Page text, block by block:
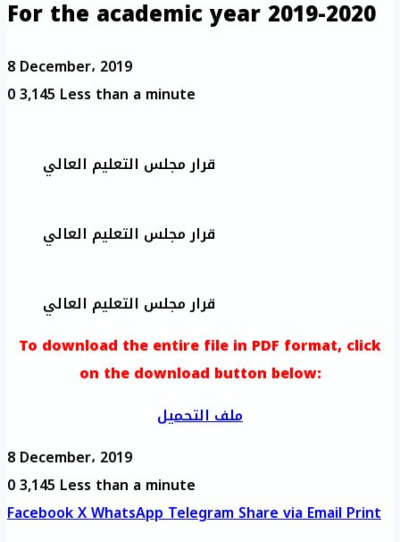
For the academic year 2019-2020
8 December، 2019
03,145 Less than a minute
قرار مجلس التعليم العالي
قرار مجلس التعليم العالي
قرار مجلس التعليم العالي
To download the entire file in PDF format, click
on the download button below:
ملف التحميل
8 December، 2019
03,145 Less than a minute
FacebookXWhatsAppTelegramShare via EmailPrint